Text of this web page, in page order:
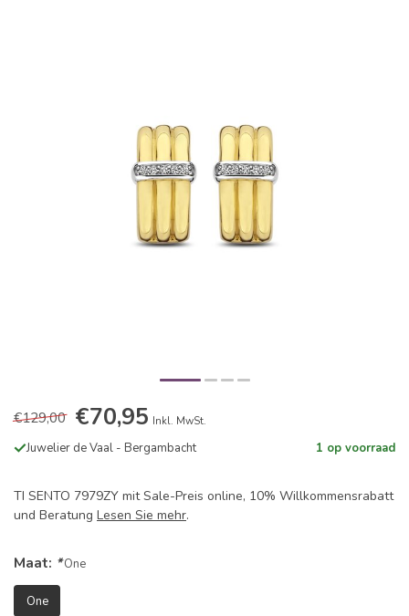
€129,00 €70,95 Inkl. MwSt.
Juwelier de Vaal - Bergambacht 1 op voorraad
TI SENTO 7979ZY mit Sale-Preis online, 10% Willkommensrabatt
und Beratung Lesen Sie mehr.
Maat: *One
One